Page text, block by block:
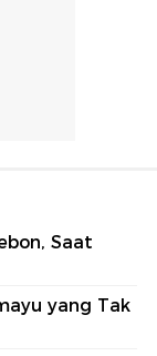
Saat
yang Tak